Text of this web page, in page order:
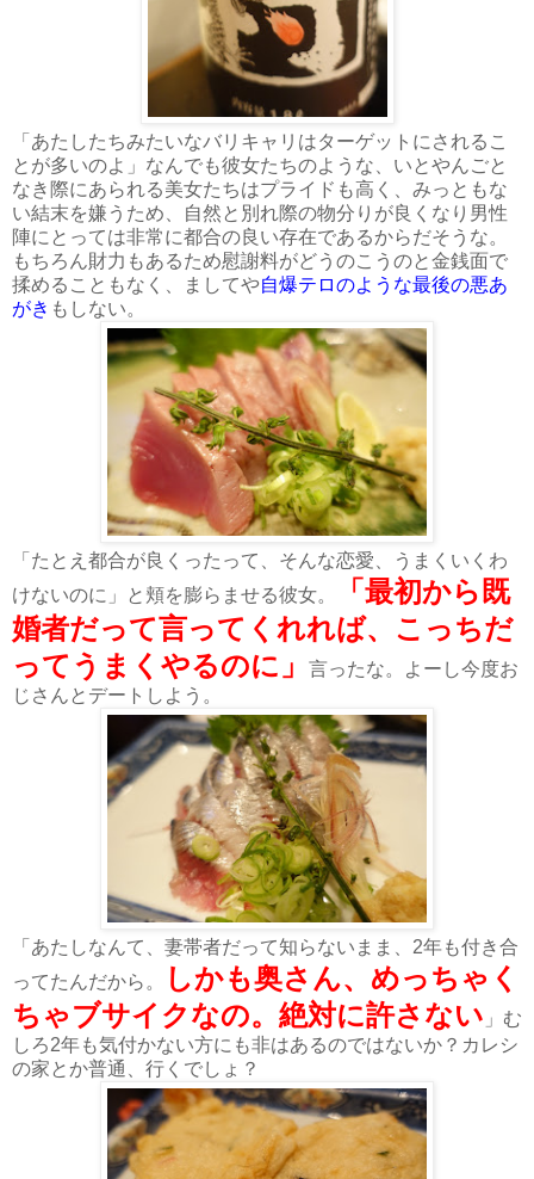
「あたしたちみたいなバリキャリはターゲットにされるこ
とが多いのよ」なんでも彼女たちのような、いとやんごと
なき際にあられる美女たちはプライドも高く、みっともな
い結末を嫌うため、自然と別れ際の物分りが良くなり男性
陣にとっては非常に都合の良い存在であるからだそうな。
もちろん財力もあるため慰謝料がどうのこうのと金銭面で
揉めることもなく、ましてや自爆テロのような最後の悪あ
がき もしない。
「たとえ都合が良くったって、そんな恋愛、うまくいくわ
けないのに」と頬を膨らませる彼女。
「最初から既
婚者だって言ってくれれば、こっちだ
ってうまくやるのに」
言ったな。よーし今度お
じさんとデートしよう。
「あたしなんて、妻帯者だって知らないまま、2年も付き合
ってたんだから。
しかも奥さん、めっちゃく
ちゃブサイクなの。絶対に許さない 」む
しろ2年も気付かない方にも非はあるのではないか？カレシ
の家とか普通、行くでしょ？